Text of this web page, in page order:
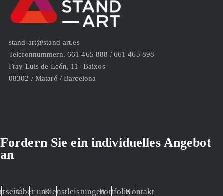
stand-art@stand-art.es
Telefonnummern. 661 465 888 / 661 465 898
Fray Luis de León, 11- Baixos
08302 / Mataró / Barcelona
Fordern Sie ein individuelles Angebot
an
Über unsDienstleistungenPortfolioKontakt